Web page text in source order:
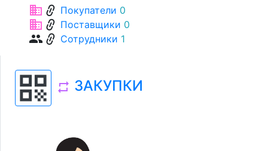
businesslink Покупатели 0
businesslink Поставщики 0
grouplink Сотрудники 1
qr_code repeat ЗАКУПКИ